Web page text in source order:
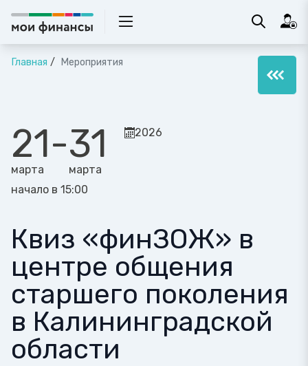
Главная Мероприятия
21
марта
-31
марта
начало в 15:00
2026
Квиз «финЗОЖ» в
центре общения
старшего поколения
в Калининградской
области